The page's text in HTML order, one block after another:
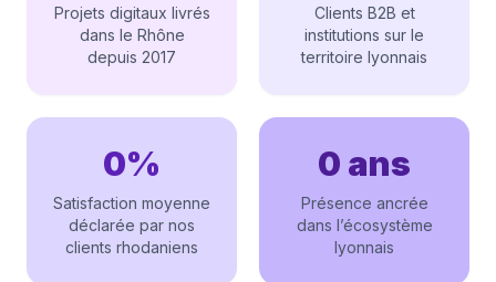
Projets digitaux livrés
dans le Rhône
depuis 2017
Clients B2B et
institutions sur le
territoire lyonnais
0%
Satisfaction moyenne
déclarée par nos
clients rhodaniens
0 ans
Présence ancrée
dans l’écosystème
lyonnais